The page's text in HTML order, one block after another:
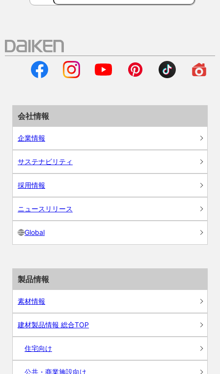
会社情報
企業情報
サステナビリティ
採用情報
ニュースリリース
Global
製品情報
素材情報
建材製品情報 総合TOP
住宅向け
公共・商業施設向け